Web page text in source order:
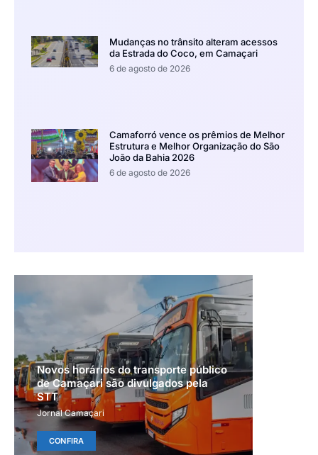
Mudanças no trânsito alteram acessos
da Estrada do Coco, em Camaçari
6 de agosto de 2026
Camaforró vence os prêmios de Melhor
Estrutura e Melhor Organização do São
João da Bahia 2026
6 de agosto de 2026
Novos horários do transporte público
de Camaçari são divulgados pela
STT
Jornal Camaçari
CONFIRA